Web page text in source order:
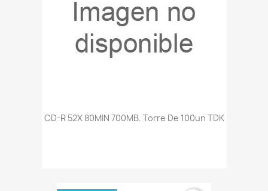
CD-R 52X 80MIN 700MB. Torre De 100un TDK